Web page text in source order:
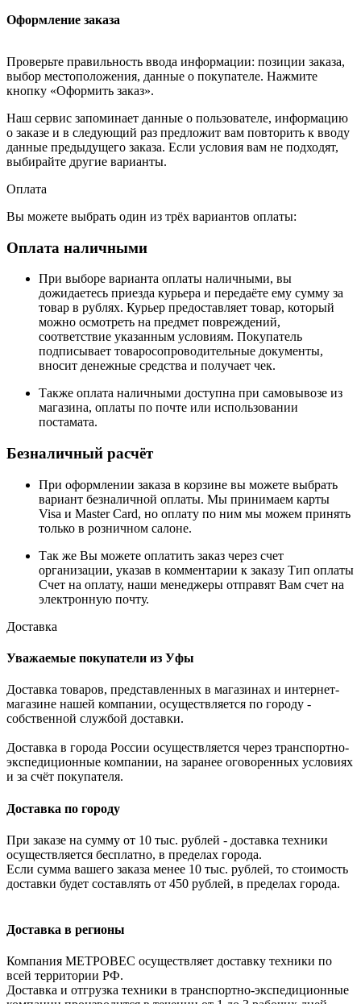
Оформление заказа
Проверьте правильность ввода информации: позиции заказа,
выбор местоположения, данные о покупателе. Нажмите
кнопку «Оформить заказ».
Наш сервис запоминает данные о пользователе, информацию
о заказе и в следующий раз предложит вам повторить к вводу
данные предыдущего заказа. Если условия вам не подходят,
выбирайте другие варианты.
Оплата
Вы можете выбрать один из трёх вариантов оплаты:
Оплата наличными
При выборе варианта оплаты наличными, вы
дожидаетесь приезда курьера и передаёте ему сумму за
товар в рублях. Курьер предоставляет товар, который
можно осмотреть на предмет повреждений,
соответствие указанным условиям. Покупатель
подписывает товаросопроводительные документы,
вносит денежные средства и получает чек.
Также оплата наличными доступна при самовывозе из
магазина, оплаты по почте или использовании
постамата.
Безналичный расчёт
При оформлении заказа в корзине вы можете выбрать
вариант безналичной оплаты. Мы принимаем карты
Visa и Master Card, но оплату по ним мы можем принять
только в розничном салоне.
Так же Вы можете оплатить заказ через счет
организации, указав в комментарии к заказу Тип оплаты
Счет на оплату, наши менеджеры отправят Вам счет на
электронную почту.
Доставка
Уважаемые покупатели из Уфы
Доставка товаров, представленных в магазинах и интернет-
магазине нашей компании, осуществляется по городу -
собственной службой доставки.
Доставка в города России осуществляется через транспортно-
экспедиционные компании, на заранее оговоренных условиях
и за счёт покупателя.
Доставка по городу
При заказе на сумму от 10 тыс. рублей - доставка техники
осуществляется бесплатно, в пределах города.
Если сумма вашего заказа менее 10 тыс. рублей, то стоимость
доставки будет составлять от 450 рублей, в пределах города.
Доставка в регионы
Компания МЕТРОВЕС осуществляет доставку техники по
всей территории РФ.
Доставка и отгрузка техники в транспортно-экспедиционные